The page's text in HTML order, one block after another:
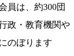
員は、約300団
政・教育機関や
のぼります